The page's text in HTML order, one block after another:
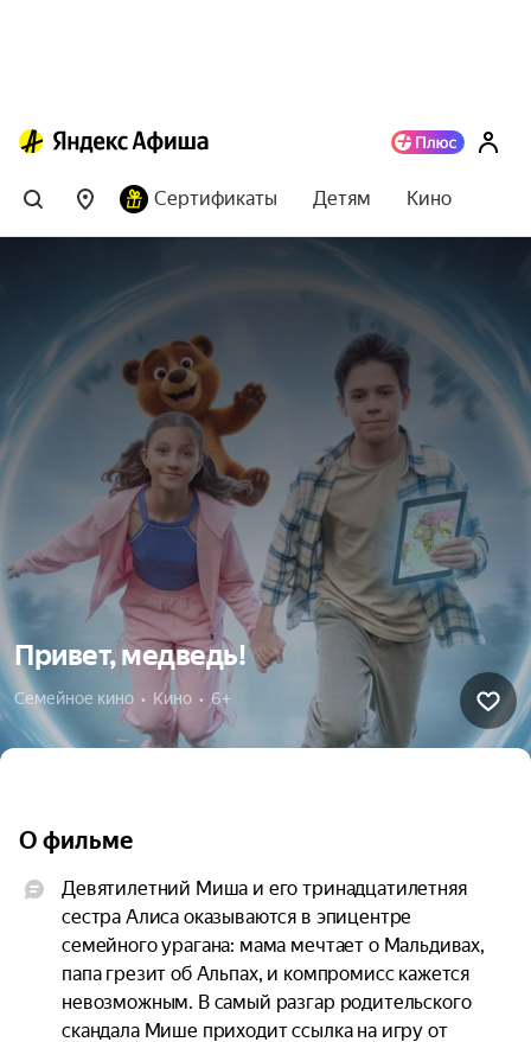
Сертификаты Детям Кино
Привет, медведь!
Семейное кино  •  Кино  •  6+
О фильме
Девятилетний Миша и его тринадцатилетняя
сестра Алиса оказываются в эпицентре
семейного урагана: мама мечтает о Мальдивах,
папа грезит об Альпах, и компромисс кажется
невозможным. В самый разгар родительского
скандала Мише приходит ссылка на игру от